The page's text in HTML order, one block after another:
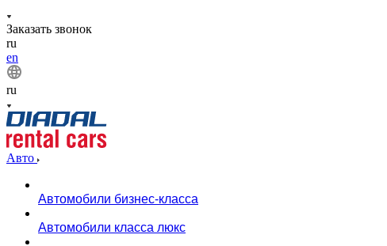
Заказать звонок
ru
en
ru
Авто
Автомобили бизнес-класса
Автомобили класса люкс